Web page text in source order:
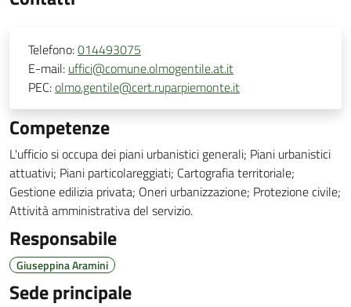
Telefono:014493075
E-mail: uffici@comune.olmogentile.at.it
PEC:olmo.gentile@cert.ruparpiemonte.it
Competenze
L'ufficio si occupa dei piani urbanistici generali; Piani urbanistici
attuativi; Piani particolareggiati; Cartografia territoriale;
Gestione edilizia privata; Oneri urbanizzazione; Protezione civile;
Attività amministrativa del servizio.
Responsabile
Giuseppina Aramini
Sede principale